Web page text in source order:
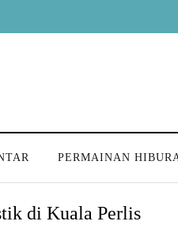
PERMAINAN
di Kuala Perlis